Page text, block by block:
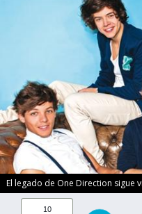
El legado de One Direction sigue
10